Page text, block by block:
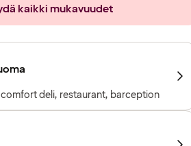
kaikki mukavuudet
comfort deli, restaurant, barception